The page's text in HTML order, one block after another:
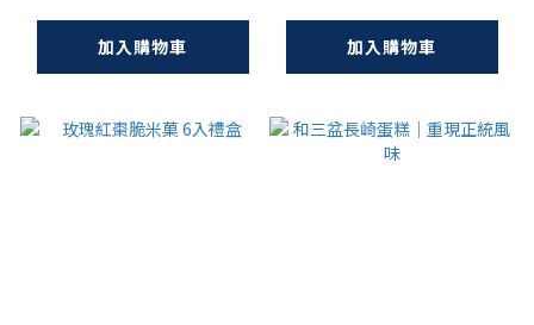
加入購物車 加入購物車